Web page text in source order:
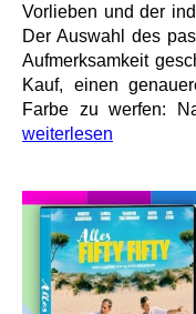
Vorlieben und der
Der Auswahl des
Aufmerksamkeit
Kauf, einen
Farbe zu werfen:
weiterlesen